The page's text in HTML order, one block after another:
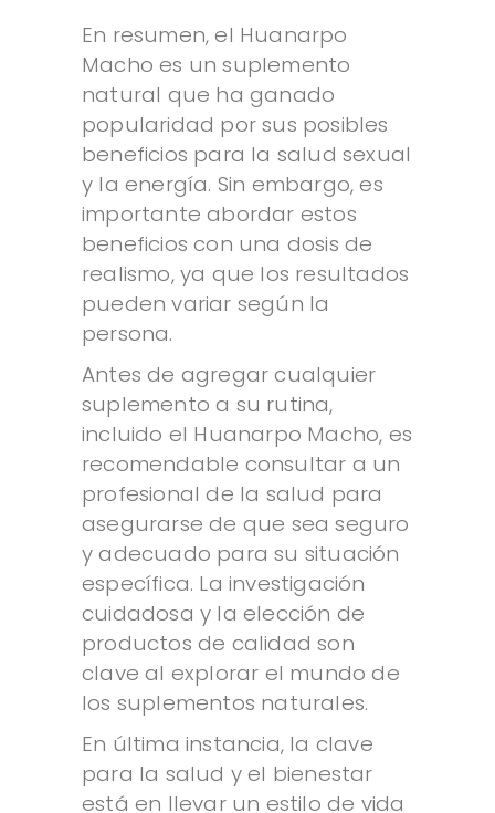
En resumen, el Huanarpo
Macho es un suplemento
natural que ha ganado
popularidad por sus posibles
beneficios para la salud sexual
y la energía. Sin embargo, es
importante abordar estos
beneficios con una dosis de
realismo, ya que los resultados
pueden variar según la
persona.
Antes de agregar cualquier
suplemento a su rutina,
incluido el Huanarpo Macho, es
recomendable consultar a un
profesional de la salud para
asegurarse de que sea seguro
y adecuado para su situación
específica. La investigación
cuidadosa y la elección de
productos de calidad son
clave al explorar el mundo de
los suplementos naturales.
En última instancia, la clave
para la salud y el bienestar
está en llevar un estilo de vida